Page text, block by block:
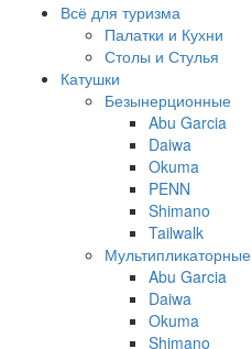
Всё для туризма
Палатки и Кухни
Столы и Стулья
Катушки
Безынерционные
Abu Garcia
Daiwa
Okuma
PENN
Shimano
Tailwalk
Мультипликаторные
Abu Garcia
Daiwa
Okuma
Shimano